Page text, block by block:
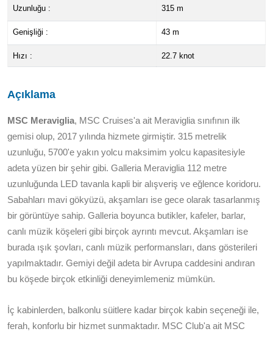
Uzunluğu : 315 m
Genişliği : 43 m
Hızı : 22.7 knot
Açıklama
MSC Meraviglia, MSC Cruises'a ait Meraviglia sınıfının ilk
gemisi olup, 2017 yılında hizmete girmiştir. 315 metrelik
uzunluğu, 5700'e yakın yolcu maksimim yolcu kapasitesiyle
adeta yüzen bir şehir gibi. Galleria Meraviglia 112 metre
uzunluğunda LED tavanla kapli bir alışveriş ve eğlence koridoru.
Sabahları mavi gökyüzü, akşamları ise gece olarak tasarlanmış
bir görüntüye sahip. Galleria boyunca butikler, kafeler, barlar,
canlı müzik köşeleri gibi birçok ayrıntı mevcut. Akşamları ise
burada ışık şovları, canlı müzik performansları, dans gösterileri
yapılmaktadır. Gemiyi değil adeta bir Avrupa caddesini andıran
bu köşede birçok etkinliği deneyimlemeniz mümkün.
İç kabinlerden, balkonlu süitlere kadar birçok kabin seçeneği ile,
ferah, konforlu bir hizmet sunmaktadır. MSC Club'a ait MSC